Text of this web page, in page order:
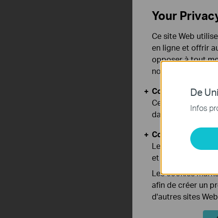
De
Infos
Your
Ce site Web
en ligne et offrir
opposer à tout
notre
Cookies basiques
Ces cookies sont
dans vos
Cookies
Les cookies
et ajuster les
Les cookies
afin de créer un
d'autres sites